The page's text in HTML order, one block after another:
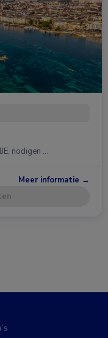
nodigen …
Meer informatie →